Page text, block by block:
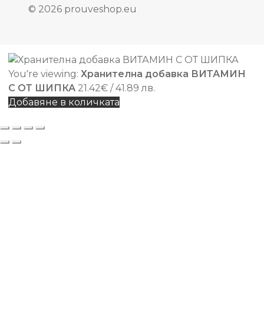
© 2026 prouveshop.eu
You're viewing: Хранителна добавка ВИТАМИН
С ОТ ШИПКА 21.42€ / 41.89 лв.
Добавяне в количката